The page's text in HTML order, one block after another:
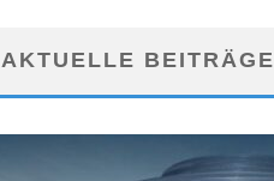
AKTUELLE BEITRÄGE